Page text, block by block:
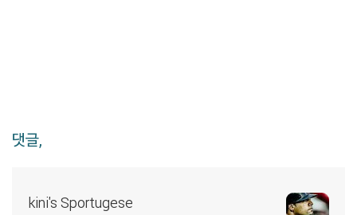
댓글,
kini's Sportugese